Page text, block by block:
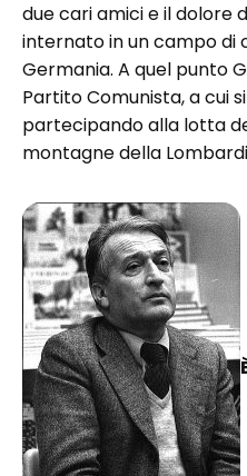
due cari amici e il dolore
internato in un campo
Germania. A quel punto
Partito Comunista, a cui
partecipando alla lotta
montagne della